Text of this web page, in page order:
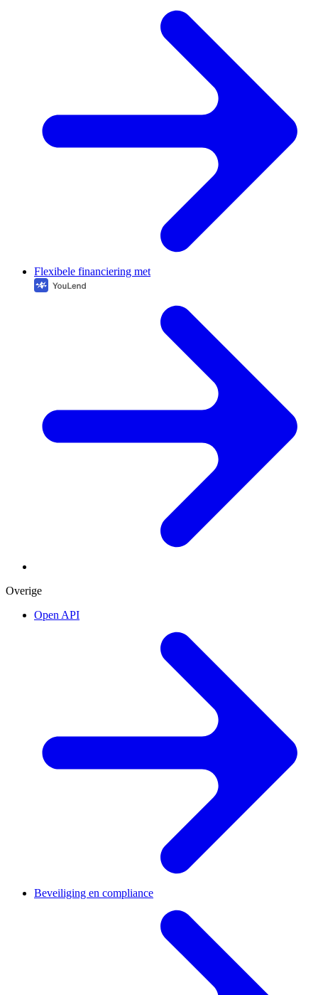
Flexibele financiering met
Overige
Open API
Beveiliging en compliance